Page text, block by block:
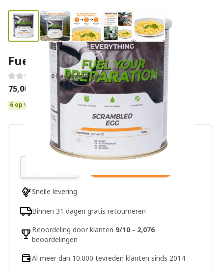
Fuel Your Preparation roerei
0 beoordelingen
€75,00
6 op voorraad
Snelle levering
Binnen 31 dagen gratis retourneren
Beoordeling door klanten 9/10 - 2,076
beoordelingen
Al meer dan 10.000 tevreden klanten sinds 2014